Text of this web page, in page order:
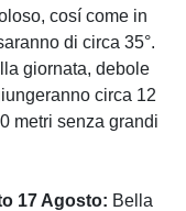
cosí come in
di circa 35°.
giornata, debole
circa 12
metri senza grandi
17 Agosto: Bella